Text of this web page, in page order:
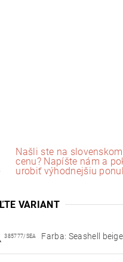
Našli ste na
cenu? Napíšte nám a
urobiť výhodnejšiu
VARIANT
385777/SEA Farba: Seashell